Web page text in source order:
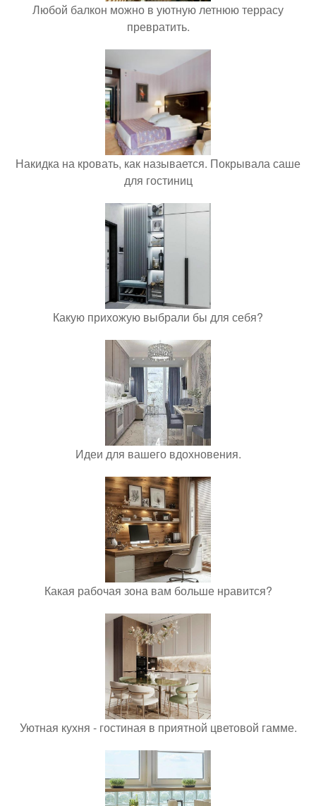
Любой балкон можно в уютную летнюю террасу
превратить.
Накидка на кровать, как называется. Покрывала саше
для гостиниц
Какую прихожую выбрали бы для себя?
Идеи для вашего вдохновения.
Какая рабочая зона вам больше нравится?
Уютная кухня - гостиная в приятной цветовой гамме.